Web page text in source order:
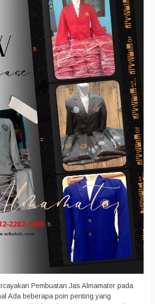
Pembuatan Jas Almamater pada
Ada beberapa poin penting yang